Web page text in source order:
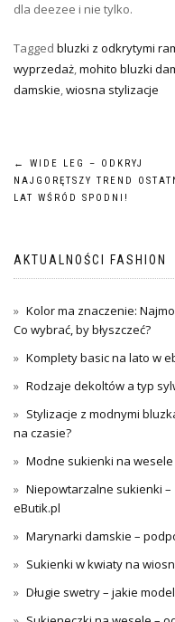
dla deezee i nie tylko.
Tagged bluzki z odkrytymi
wyprzedaż,mohito bluzki
damskie,wiosna stylizacje
Nawigacja
wpisu
←
WIDE LEG – ODKRYJ
NAJGORĘTSZY TREND
LAT WŚRÓD SPODNI!
AKTUALNOŚCI FASHION
Kolor ma znaczenie:
Co wybrać, by błyszczeć?
Komplety basic na lato w
Rodzaje dekoltów a typ
Stylizacje z modnymi
na czasie?
Modne sukienki na
Niepowtarzalne sukienki
eButik.pl
Marynarki damskie –
Sukienki w kwiaty na
Długie swetry – jakie